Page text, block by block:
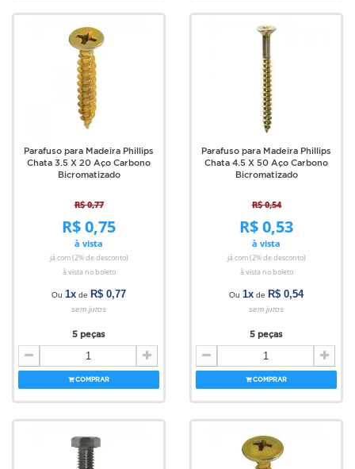
Parafuso para Madeira Phillips
Chata 3.5 X 20 Aço Carbono
Bicromatizado
R$ 0,77
R$ 0,75
à vista
já com (2% de desconto)
à vista no boleto
Ou 1x de R$ 0,77
sem juros
5 peças
COMPRAR
Parafuso para Madeira Phillips
Chata 4.5 X 50 Aço Carbono
Bicromatizado
R$ 0,54
R$ 0,53
à vista
já com (2% de desconto)
à vista no boleto
Ou 1x de R$ 0,54
sem juros
5 peças
COMPRAR